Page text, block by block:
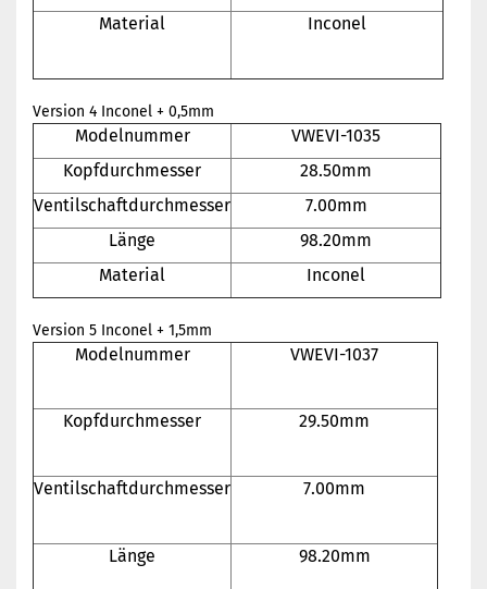
Material Inconel
Version 4 Inconel + 0,5mm
Modelnummer
VWEVI-1035
Kopfdurchmesser
28.50mm
Ventilschaftdurchmesser
7.00mm
Länge
98.20mm
Material
Inconel
Version 5 Inconel + 1,5mm
Modelnummer VWEVI-1037
Kopfdurchmesser 29.50mm
Ventilschaftdurchmesser 7.00mm
Länge 98.20mm